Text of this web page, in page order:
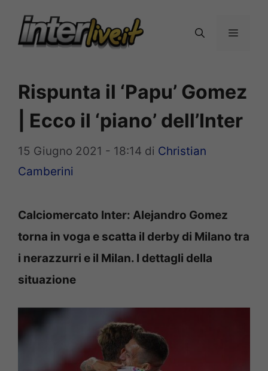
Menu
Rispunta il ‘Papu’ Gomez
| Ecco il ‘piano’ dell’Inter
15 Giugno 2021 - 18:14 di Christian
Camberini
Calciomercato Inter: Alejandro Gomez
torna in voga e scatta il derby di Milano tra
i nerazzurri e il Milan. I dettagli della
situazione